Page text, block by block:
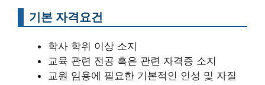
기본 자격요건
학사 학위 이상 소지
교육 관련 전공 혹은 관련 자격증 소지
교원 임용에 필요한 기본적인 인성 및 자질